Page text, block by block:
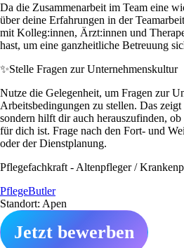
Da die Zusammenarbeit im Team eine
über deine Erfahrungen in der
mit Kolleg:innen, Ärzt:innen und
hast, um eine ganzheitliche Betreuung
✨Stelle Fragen zur Unternehmenskultur
Nutze die Gelegenheit, um Fragen zur
Arbeitsbedingungen zu stellen. Das
sondern hilft dir auch herauszufinden,
für dich ist. Frage nach den Fort- und
oder der Dienstplanung.
Pflegefachkraft - Altenpfleger /
PflegeButler
Standort: Apen
Jetzt bewerben